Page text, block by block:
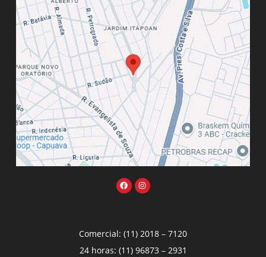
Comercial: (11) 2018 – 7120
24 horas: (11) 96873 – 2931